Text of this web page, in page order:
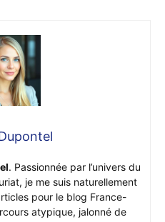
. Passionnée par l’univers du
je me suis naturellement
pour le blog France-
atypique, jalonné de